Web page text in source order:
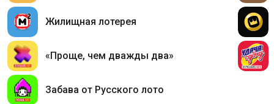
Жилищная лотерея
«Проще, чем дважды два»
Забава от Русского лото